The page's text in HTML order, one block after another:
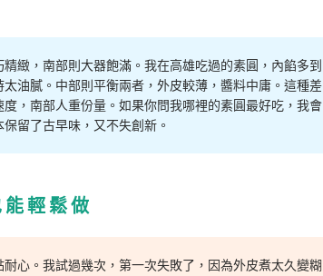
緻，南部則大器飽滿。我在高雄吃過的素圓，內餡多到
油膩。中部則平衡兩者，外皮較薄，醬料中庸。這種差
，南部人重份量。如果你問我哪裡的素圓最好吃，我會
留了古早味，又不失創新。
輕鬆做
心。我試過幾次，第一次失敗了，因為外皮煮太久變糊